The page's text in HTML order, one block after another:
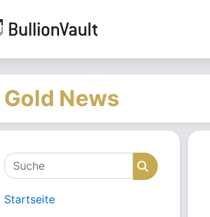
Gold News
Suche Suche
Startseite